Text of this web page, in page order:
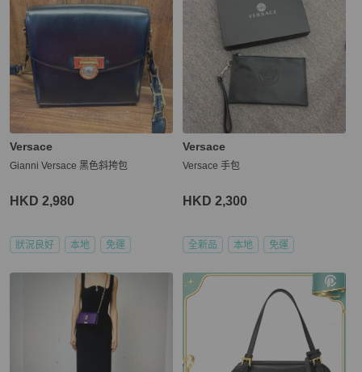
Versace
Gianni Versace 黑色斜挎包
HKD 2,980
狀況良好 本地 免運
Versace
Versace 手包
HKD 2,300
全新品 本地 免運